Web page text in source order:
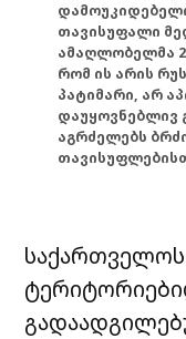
თავისუფალი
ამაღლობელმა
რომ ის არის
პატიმარი, არ
დაუყოვნებლივ
აგრძელებს